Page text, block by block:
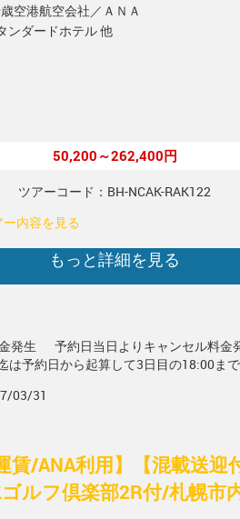
空港航空会社／ＡＮＡ
ンダードホテル 他
50,200～262,400円
ツアーコード：BH-NCAK-RAK122
ー内容を見る
もっと詳細を見る
発生
予約日当日よりキャンセル料金
予約日から起算して3日目の18:00ま
03/31
賃/ANA利用】【混載送
ルフ倶楽部2R付/札幌市